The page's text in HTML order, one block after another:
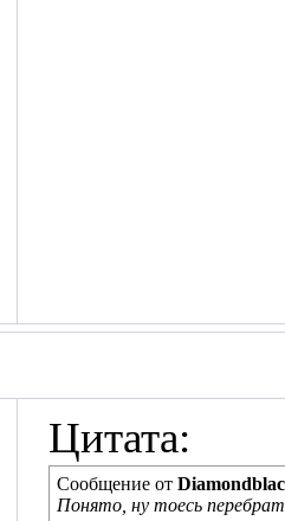
Цитата:
Сообщение от
Понято, ну тоесь